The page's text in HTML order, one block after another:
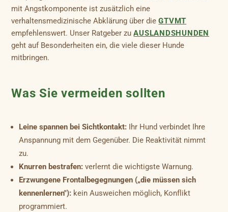
mit Angstkomponente ist zusätzlich eine
verhaltensmedizinische Abklärung über dieGTVMT
empfehlenswert. Unser Ratgeber zuAUSLANDSHUNDEN
geht auf Besonderheiten ein, die viele dieser Hunde
mitbringen.
Was Sie vermeiden sollten
Leine spannen bei Sichtkontakt: Ihr Hund verbindet Ihre
Anspannung mit dem Gegenüber. Die Reaktivität nimmt
zu.
Knurren bestrafen: verlernt die wichtigste Warnung.
Erzwungene Frontalbegegnungen („die müssen sich
kennenlernen"): kein Ausweichen möglich, Konflikt
programmiert.